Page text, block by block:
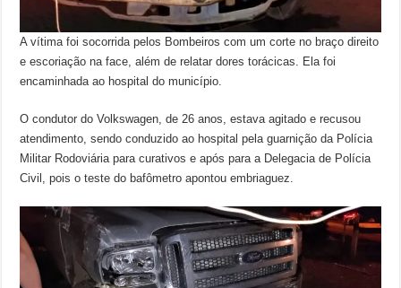
A vítima foi socorrida pelos Bombeiros com um corte no braço direito
e escoriação na face, além de relatar dores torácicas. Ela foi
encaminhada ao hospital do município.
O condutor do Volkswagen, de 26 anos, estava agitado e recusou
atendimento, sendo conduzido ao hospital pela guarnição da Polícia
Militar Rodoviária para curativos e após para a Delegacia de Polícia
Civil, pois o teste do bafômetro apontou embriaguez.